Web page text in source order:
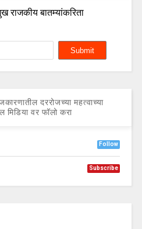
राजकीय बातम्यांकरिता
दररोजच्या महत्वाच्या
मिडिया वर फॉलो करा
Follow
Subscribe